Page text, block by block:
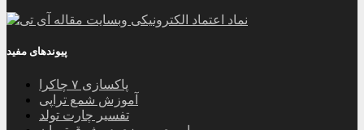
پیوندهای مفید
پاکسازی ۷ چاکرا
آموزش شمع تراپی
تفسیر چارت تولد